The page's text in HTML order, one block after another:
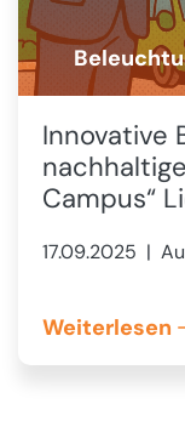
Innovative
Campus“
17.09.2025 |
Weiterlesen